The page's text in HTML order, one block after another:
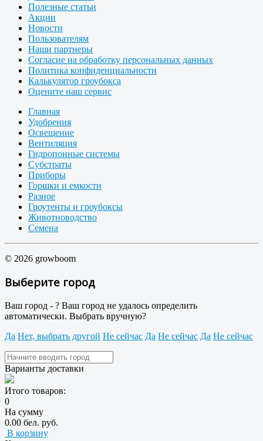
Полезные статьи
Акции
Новости
Пользователям
Наши партнеры
Согласие на обработку персональных данных
Политика конфиденциальности
Калькулятор гроубокса
Оцените наш сервис
Главная
Удобрения
Освещение
Вентиляция
Гидропонные системы
Субстраты
Приборы
Горшки и емкости
Разное
Гроутенты и гроубоксы
Животноводство
Семена
© 2026 growboom
Выберите город
Ваш город - ? Ваш город не удалось определить
автоматически. Выбрать вручную?
Да Нет, выбрать другой Не сейчас Да Не сейчас Да Не сейчас
Варианты доставки
Итого товаров:
0
На сумму
0.00 бел. руб.
В корзину